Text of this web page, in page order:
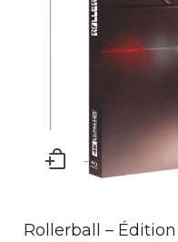
Rollerball –